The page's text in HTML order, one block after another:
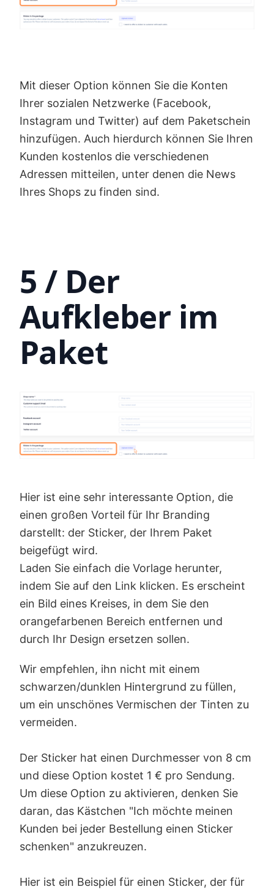
Mit dieser Option können Sie die Konten
Ihrer sozialen Netzwerke (Facebook,
Instagram und Twitter) auf dem Paketschein
hinzufügen. Auch hierdurch können Sie Ihren
Kunden kostenlos die verschiedenen
Adressen mitteilen, unter denen die News
Ihres Shops zu finden sind.
5 / Der
Aufkleber im
Paket
Hier ist eine sehr interessante Option, die
einen großen Vorteil für Ihr Branding
darstellt: der Sticker, der Ihrem Paket
beigefügt wird.
Laden Sie einfach die Vorlage herunter,
indem Sie auf den Link klicken. Es erscheint
ein Bild eines Kreises, in dem Sie den
orangefarbenen Bereich entfernen und
durch Ihr Design ersetzen sollen.
Wir empfehlen, ihn nicht mit einem
schwarzen/dunklen Hintergrund zu füllen,
um ein unschönes Vermischen der Tinten zu
vermeiden.
Der Sticker hat einen Durchmesser von 8 cm
und diese Option kostet 1 € pro Sendung.
Um diese Option zu aktivieren, denken Sie
daran, das Kästchen "Ich möchte meinen
Kunden bei jeder Bestellung einen Sticker
schenken" anzukreuzen.
Hier ist ein Beispiel für einen Sticker, der für